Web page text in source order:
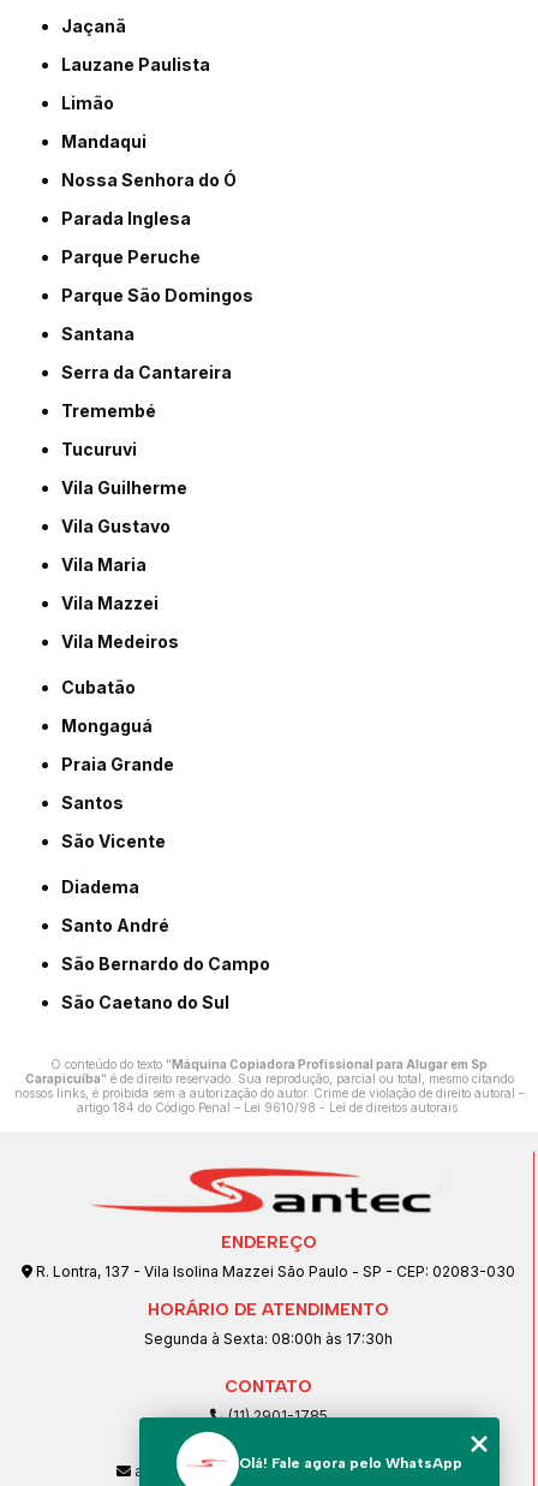
Jaçanã
Lauzane Paulista
Limão
Mandaqui
Nossa Senhora do Ó
Parada Inglesa
Parque Peruche
Parque São Domingos
Santana
Serra da Cantareira
Tremembé
Tucuruvi
Vila Guilherme
Vila Gustavo
Vila Maria
Vila Mazzei
Vila Medeiros
Cubatão
Mongaguá
Praia Grande
Santos
São Vicente
Diadema
Santo André
São Bernardo do Campo
São Caetano do Sul
O conteúdo do texto "Máquina Copiadora Profissional para Alugar em Sp
Carapicuíba" é de direito reservado. Sua reprodução, parcial ou total, mesmo citando
nossos links, é proibida sem a autorização do autor. Crime de violação de direito autoral –
artigo 184 do Código Penal – Lei 9610/98 - Lei de direitos autorais
ENDEREÇO
R. Lontra, 137 - Vila Isolina Mazzei São Paulo - SP - CEP: 02083-030
HORÁRIO DE ATENDIMENTO
Segunda à Sexta: 08:00h às 17:30h
CONTATO
(11) 2901-1785
(11) 99239-1832
atendimento@santeccopiadoras.com.br
Olá! Fale agora pelo WhatsApp